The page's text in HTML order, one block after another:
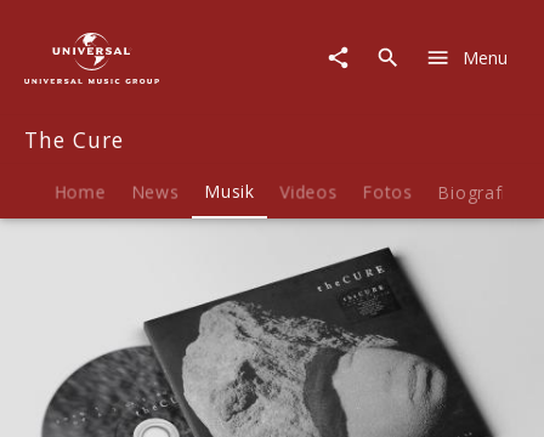
Musik
Songs
Lost
Menu
The Cure
Home News Musik Videos Fotos Biografie